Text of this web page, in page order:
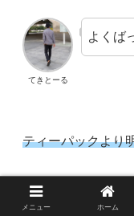
てきとーる
よくば
ティーパックより
ティーパックだと
メニュー ホーム